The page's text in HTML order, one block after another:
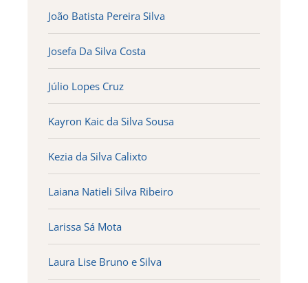
João Batista Pereira Silva
Josefa Da Silva Costa
Júlio Lopes Cruz
Kayron Kaic da Silva Sousa
Kezia da Silva Calixto
Laiana Natieli Silva Ribeiro
Larissa Sá Mota
Laura Lise Bruno e Silva